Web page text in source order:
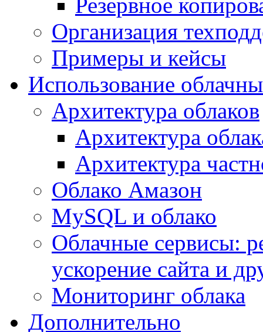
Организация
Примеры и кейсы
Использование
Архитектура облаков
Архитектура
Архитектура
Облако Амазон
MySQL и облако
Облачные сервисы:
ускорение сайта и
Мониторинг облака
Дополнительно